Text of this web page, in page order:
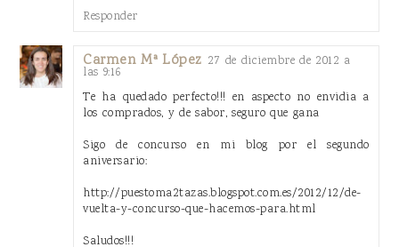
Responder
Carmen Mª López 27 de diciembre de 2012 a
las 9:16
Te ha quedado perfecto!!! en aspecto no envidia a
los comprados, y de sabor, seguro que gana
Sigo de concurso en mi blog por el segundo
aniversario:
http://puestoma2tazas.blogspot.com.es/2012/12/de-
vuelta-y-concurso-que-hacemos-para.html
Saludos!!!